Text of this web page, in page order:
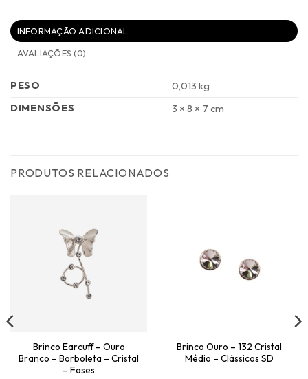
INFORMAÇÃO ADICIONAL
AVALIAÇÕES (0)
PESO
0,013 kg
DIMENSÕES
3 × 8 × 7 cm
PRODUTOS RELACIONADOS
Brinco Earcuff – Ouro
Branco – Borboleta – Cristal
– Fases
Brinco Ouro – 132 Cristal
Médio – Clássicos SD